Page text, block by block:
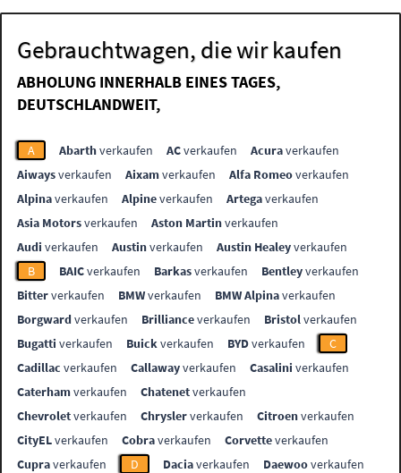
Gebrauchtwagen, die wir kaufen
ABHOLUNG INNERHALB EINES TAGES,
DEUTSCHLANDWEIT,
A Abarthverkaufen ACverkaufen Acuraverkaufen
Aiwaysverkaufen Aixamverkaufen Alfa Romeoverkaufen
Alpinaverkaufen Alpineverkaufen Artegaverkaufen
Asia Motorsverkaufen Aston Martinverkaufen
Audi verkaufen Austinverkaufen Austin Healeyverkaufen
B
BAICverkaufen Barkasverkaufen Bentleyverkaufen
Bitterverkaufen BMWverkaufen BMW Alpinaverkaufen
Borgwardverkaufen Brillianceverkaufen Bristolverkaufen
Bugatti verkaufen Buickverkaufen BYDverkaufen
C
Cadillac verkaufen Callawayverkaufen Casalini verkaufen
Caterhamverkaufen Chatenetverkaufen
Chevroletverkaufen Chryslerverkaufen Citroenverkaufen
CityELverkaufen Cobraverkaufen Corvetteverkaufen
Cupraverkaufen D Daciaverkaufen Daewooverkaufen